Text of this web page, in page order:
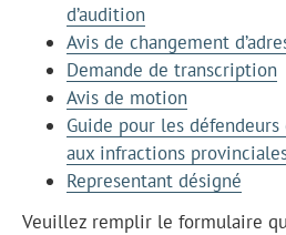
d’audition
Avis de changement
Demande de transcription
Avis de motion
Guide pour les
aux infractions
Representant désigné
Veuillez remplir le formulaire